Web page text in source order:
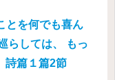
とを何でも喜ん
らしては、 もっ
詩篇１篇2節